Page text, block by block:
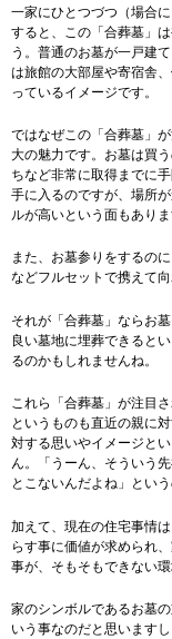
一家にひとつづつ（場合
すると、この「合葬墓」
う。普通のお墓が一戸建
は旅館の大部屋や寄宿舎
っているイメージです。
ではなぜこの「合葬墓」
大の魅力です。お墓は買
ちなど非常に取得までに
手に入るのですが、場所
ルが高いという面もありま
また、お墓参りをするの
などフルセットで携えて
それが「合葬墓」ならお
良い墓地に埋葬できると
るのかもしれませんね。
これら「合葬墓」が注目
というものも直近の親に
対する思いやイメージと
ん。「うーん、そういう
とこないんだよね」とい
加えて、現在の住宅事情
らす事に価値が求められ
事が、そもそもできない
家のシンボルであるお墓
いう事なのだと思います